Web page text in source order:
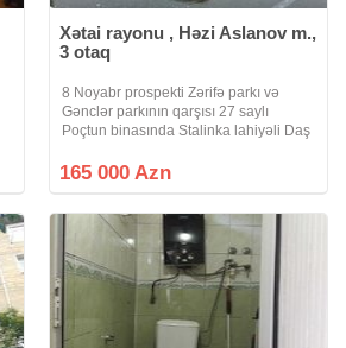
Xətai rayonu , Həzi Aslanov m.,
3 otaq
8 Noyabr prospekti Zərifə parkı və
Gənclər parkının qarşısı 27 saylı
Poçtun binasında Stalinka lahiyəli Daş
Mərtəbəsi: 5/2 Sahəsi: 88 kv.m Otaq: 3
165 000 Azn